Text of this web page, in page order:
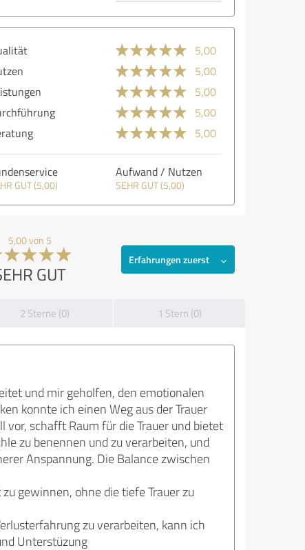
5,00
5,00
5,00
5,00
5,00
GUT (5,00)
Aufwand / Nutzen
SEHR GUT (5,00)
5,00 von 5
GUT
Erfahrungen zuerst
2 Sterne (0) 1 Stern (0)
und mir geholfen, den emotionalen
konnte ich einen Weg aus der Trauer
schafft Raum für die Trauer und bietet
zu benennen und zu verarbeiten, und
Anspannung. Die Balance zwischen
gewinnen, ohne die tiefe Trauer zu
zu verarbeiten, kann ich
Unterstüzung